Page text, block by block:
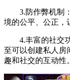
3.防作弊机制：
境的公平、公正，
4.丰富的社交功
至可以创建私人房
趣和社交的互动性。